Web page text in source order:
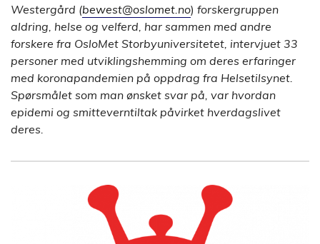
Westergård (bewest@oslomet.no) forskergruppen
aldring, helse og velferd, har sammen med andre
forskere fra OsloMet Storbyuniversitetet, intervjuet 33
personer med utviklingshemming om deres erfaringer
med koronapandemien på oppdrag fra Helsetilsynet.
Spørsmålet som man ønsket svar på, var hvordan
epidemi og smitteverntiltak påvirket hverdagslivet
deres.